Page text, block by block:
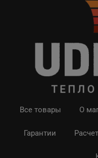
Все товары О
Гарантии